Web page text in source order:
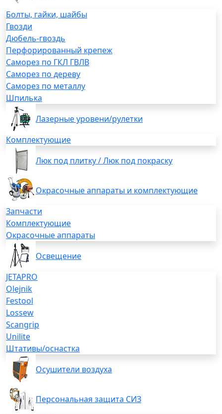
Болты, гайки, шайбы
Гвозди
Дюбель-гвоздь
Перфорированный крепеж
Саморез по ГКЛ ГВЛВ
Саморез по дереву
Саморез по металлу
Шпилька
Лазерные уровени/рулетки
Комплектующие
Люк под плитку / Люк под покраску
Окрасочные аппараты и комплектующие
Запчасти
Комплектующие
Окрасочные аппараты
Освещение
JETAPRO
Olejnik
Festool
Lossew
Scangrip
Unilite
Штативы/оснастка
Осушители воздуха
Персональная защита СИЗ